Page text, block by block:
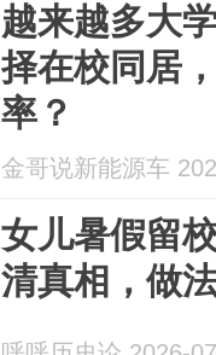
越来越多大
择在校同居
率？
金哥说新能源车
女儿暑假留
清真相，做